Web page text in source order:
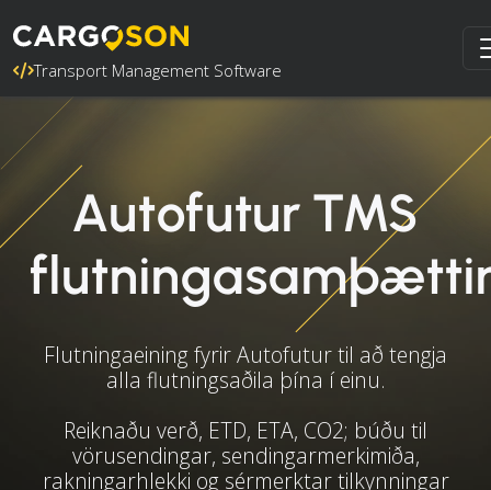
Transport Management Software
Autofutur TMS
Flutningaeining fyrir Autofutur til að tengja
alla flutningsaðila þína í einu.
Reiknaðu verð, ETD, ETA, CO2; búðu til
vörusendingar, sendingarmerkimiða,
rakningarhlekki og sérmerktar tilkynningar